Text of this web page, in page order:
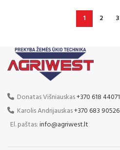
1 2 3
Donatas Višniauskas+370 618 44071
Karolis Andrijauskas+370 683 90526
El. paštas:info@agriwest.lt